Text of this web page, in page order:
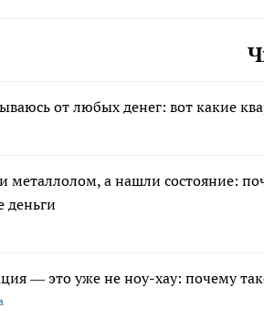
от любых денег: вот какие
металлолом, а нашли состояние:
деньги
— это уже не ноу-хау: почему